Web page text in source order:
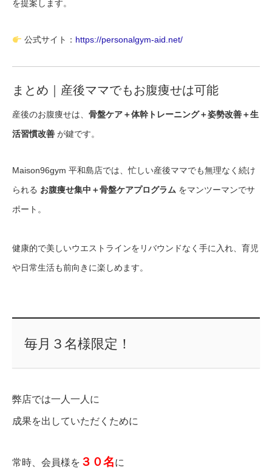
を提案します。
公式サイト： https://personalgym-aid.net/
まとめ｜産後ママでもお腹痩せは可能
産後のお腹痩せは、 骨盤ケア＋体幹トレーニング＋姿勢改善＋生
活習慣改善 が鍵です。
Maison96gym 平和島店では、忙しい産後ママでも無理なく続け
られる お腹痩せ集中＋骨盤ケアプログラム をマンツーマンでサ
ポート。
健康的で美しいウエストラインをリバウンドなく手に入れ、育児
や日常生活も前向きに楽しめます。
毎月３名様限定！
弊店では一人一人に
成果を出していただくために
常時、会員様を ３０名に